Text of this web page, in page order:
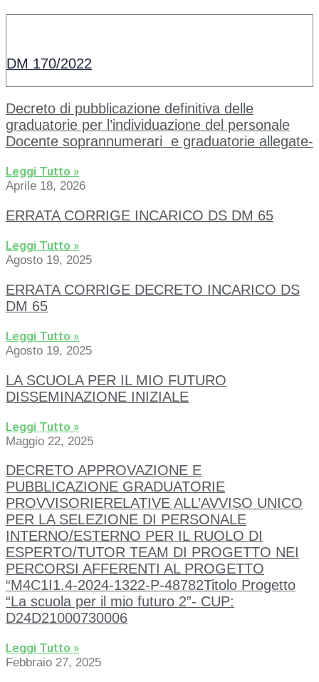
DM 170/2022
Decreto di pubblicazione definitiva delle
graduatorie per l’individuazione del personale
Docente soprannumerari e graduatorie allegate-
Leggi Tutto »
Aprile 18, 2026
ERRATA CORRIGE INCARICO DS DM 65
Leggi Tutto »
Agosto 19, 2025
ERRATA CORRIGE DECRETO INCARICO DS
DM 65
Leggi Tutto »
Agosto 19, 2025
LA SCUOLA PER IL MIO FUTURO
DISSEMINAZIONE INIZIALE
Leggi Tutto »
Maggio 22, 2025
DECRETO APPROVAZIONE E
PUBBLICAZIONE GRADUATORIE
PROVVISORIERELATIVE ALL’AVVISO UNICO
PER LA SELEZIONE DI PERSONALE
INTERNO/ESTERNO PER IL RUOLO DI
ESPERTO/TUTOR TEAM DI PROGETTO NEI
PERCORSI AFFERENTI AL PROGETTO
“M4C1I1.4-2024-1322-P-48782Titolo Progetto
“La scuola per il mio futuro 2”- CUP:
D24D21000730006
Leggi Tutto »
Febbraio 27, 2025